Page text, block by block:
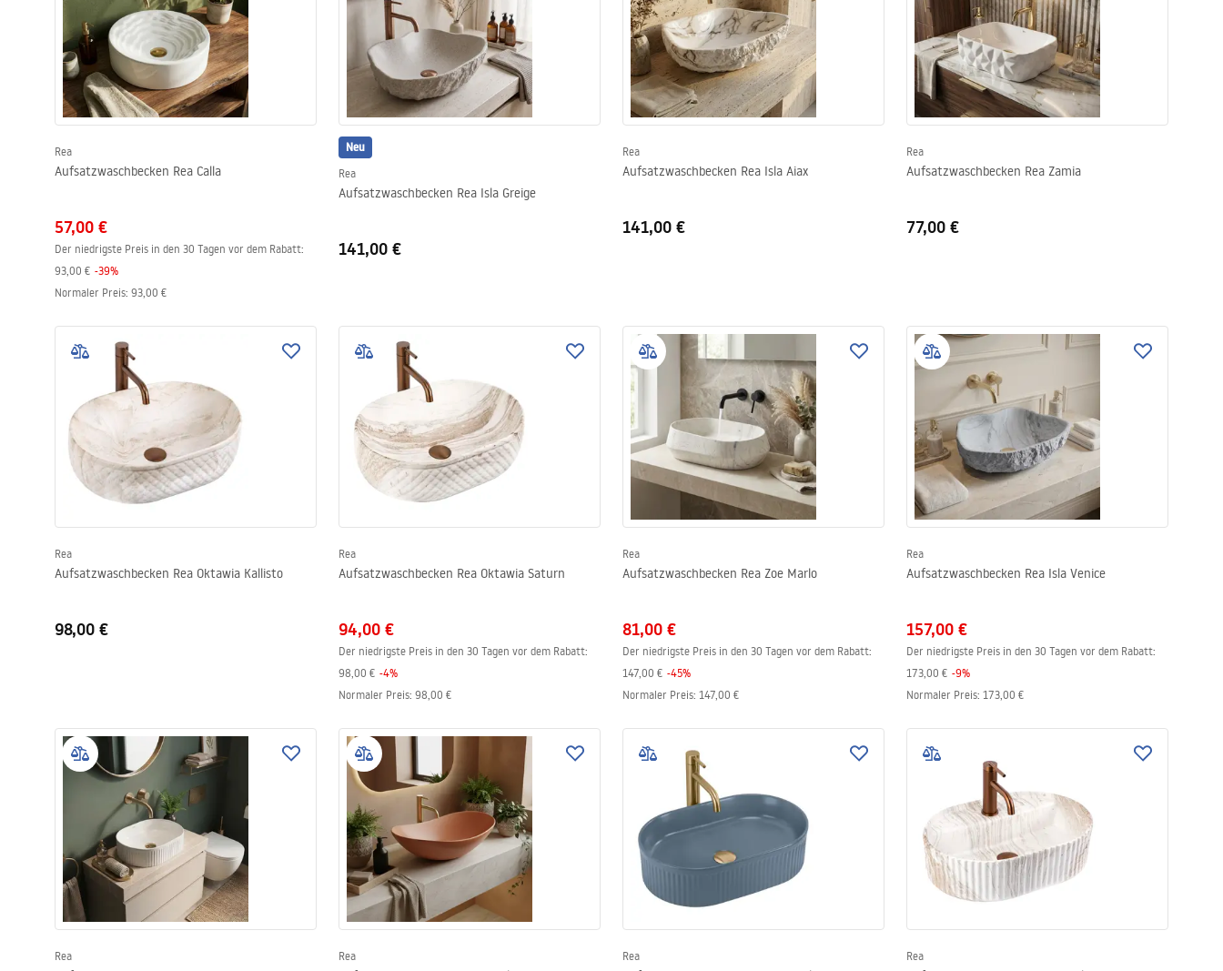
Rea
Aufsatzwaschbecken Rea Calla
57,00 €
Der niedrigste Preis in den 30 Tagen vor dem Rabatt:
93,00 € -39%
Normaler Preis: 93,00 €
Neu
Rea
Aufsatzwaschbecken Rea Isla Greige
141,00 €
Rea
Aufsatzwaschbecken Rea Isla Aiax
141,00 €
Rea
Aufsatzwaschbecken Rea Zamia
77,00 €
Rea
Aufsatzwaschbecken Rea Oktawia Kallisto
98,00 €
Rea
Aufsatzwaschbecken Rea Oktawia Saturn
94,00 €
Der niedrigste Preis in den 30 Tagen vor dem Rabatt:
98,00 € -4%
Normaler Preis: 98,00 €
Rea
Aufsatzwaschbecken Rea Zoe Marlo
81,00 €
Der niedrigste Preis in den 30 Tagen vor dem Rabatt:
147,00 € -45%
Normaler Preis: 147,00 €
Rea
Aufsatzwaschbecken Rea Isla Venice
157,00 €
Der niedrigste Preis in den 30 Tagen vor dem Rabatt:
173,00 € -9%
Normaler Preis: 173,00 €
Rea Rea Rea Rea